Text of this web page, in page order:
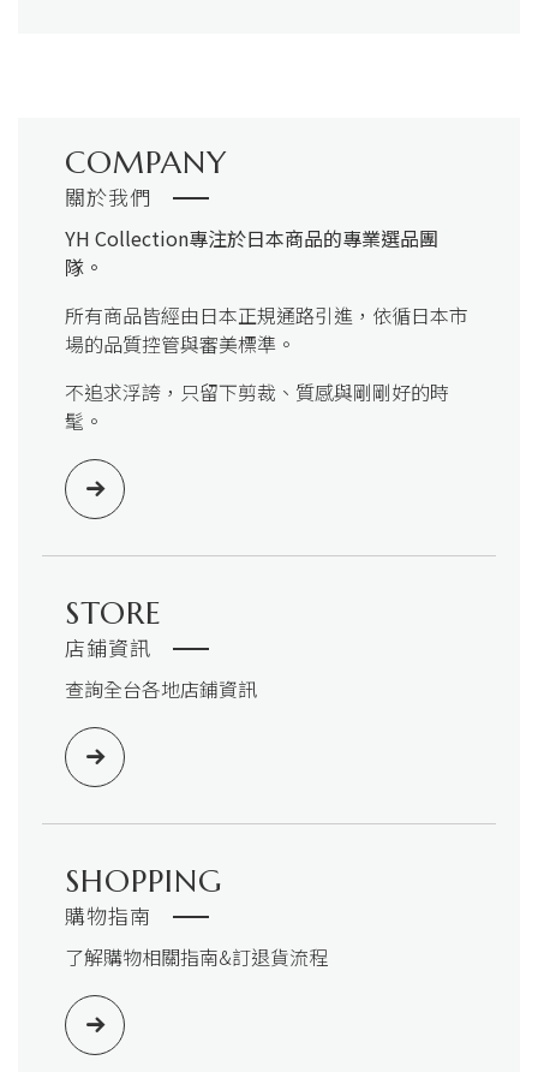
COMPANY
關於我們
YH Collection專注於日本商品的專業選品團
隊。
所有商品皆經由日本正規通路引進，依循日本市
場的品質控管與審美標準。
不追求浮誇，只留下剪裁、質感與剛剛好的時
髦。
STORE
店鋪資訊
查詢全台各地店鋪資訊
SHOPPING
購物指南
了解購物相關指南&訂退貨流程